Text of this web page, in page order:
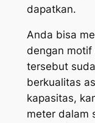
dapatkan.
Anda bisa
dengan motif
tersebut
berkualitas
kapasitas,
meter dalam